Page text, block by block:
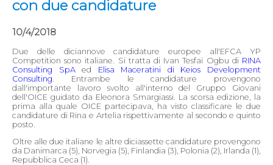
con due candidature
10/4/2018
Due delle diciannove candidature europee all'EFCA YP
Competition sono italiane. Si tratta di Ivan Tesfai Ogbu di RINA
Consulting SpAed Elisa Maceratini di Keios Development
Consulting. Entrambe le candidature provengono
dall'importante lavoro svolto all'interno del Gruppo Giovani
dell'OICE guidato da Eleonora Smargiassi. La scorsa edizione, la
prima alla quale OICE partecipava, ha visto classificare le due
candidature di Rina e Artelia rispettivamente al secondo e quinto
posto.
Oltre alle due italiane le altre diciassette candidature provengono
da Danimarca (5), Norvegia (5), Finlandia (3), Polonia (2), Irlanda (1),
Repubblica Ceca (1).